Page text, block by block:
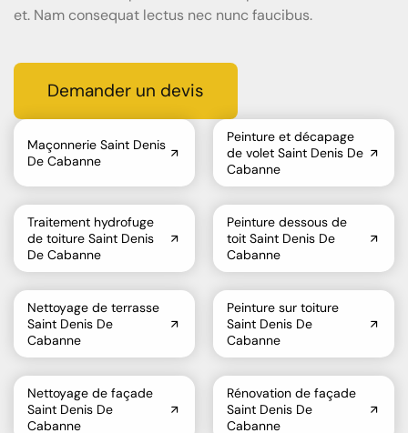
et. Nam consequat lectus nec nunc faucibus.
Demander un devis
Maçonnerie Saint Denis
De Cabanne
Peinture et décapage
de volet Saint Denis De
Cabanne
Traitement hydrofuge
de toiture Saint Denis
De Cabanne
Peinture dessous de
toit Saint Denis De
Cabanne
Nettoyage de terrasse
Saint Denis De
Cabanne
Peinture sur toiture
Saint Denis De
Cabanne
Nettoyage de façade
Saint Denis De
Cabanne
Rénovation de façade
Saint Denis De
Cabanne